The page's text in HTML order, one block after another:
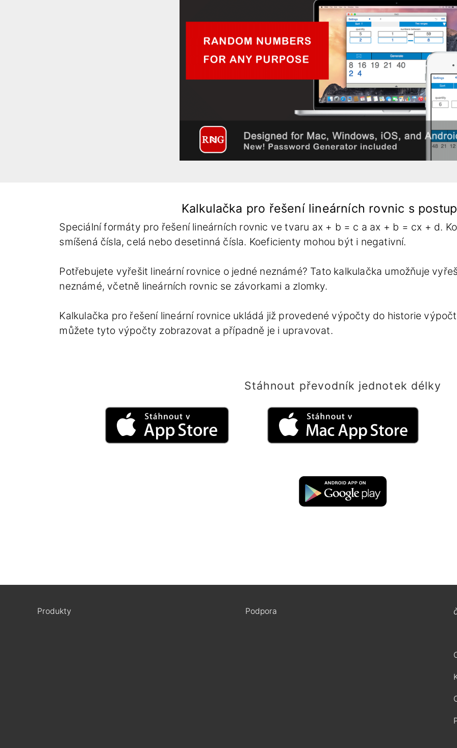
Kalkulačka pro řešení lineárních rovnic s
Speciální formáty pro řešení lineárních rovnic ve tvaru ax + b = c a ax + b = cx + d.
smíšená čísla, celá nebo desetinná čísla. Koeficienty mohou být i negativní.
Potřebujete vyřešit lineární rovnice o jedné neznámé? Tato kalkulačka umožňuje
neznámé, včetně lineárních rovnic se závorkami a zlomky.
Kalkulačka pro řešení lineární rovnice ukládá již provedené výpočty do historie
můžete tyto výpočty zobrazovat a případně je i upravovat.
Stáhnout převodník jednotek délky
Produkty Podpora